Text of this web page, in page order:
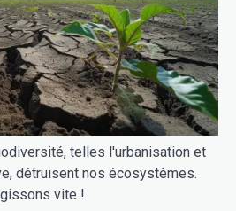
telles l'urbanisation et
détruisent nos écosystèmes.
vite !